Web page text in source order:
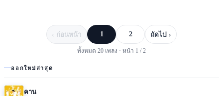
‹ ก่อนหน้า 1 2 ถัดไป ›
ทั้งหมด 20 เพลง · หน้า 1 / 2
ออกใหม่ล่าสุด
คาน